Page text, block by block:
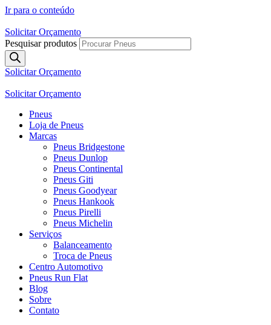
Ir para o conteúdo
Solicitar Orçamento
Pesquisar produtos
Solicitar Orçamento
Solicitar Orçamento
Pneus
Loja de Pneus
Marcas
Pneus Bridgestone
Pneus Dunlop
Pneus Continental
Pneus Giti
Pneus Goodyear
Pneus Hankook
Pneus Pirelli
Pneus Michelin
Serviços
Balanceamento
Troca de Pneus
Centro Automotivo
Pneus Run Flat
Blog
Sobre
Contato